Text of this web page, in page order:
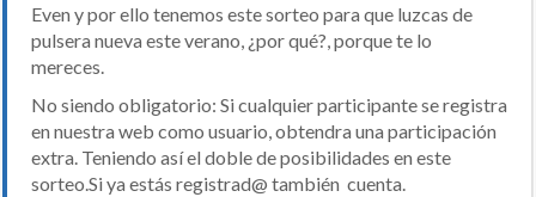
Even y por ello tenemos este sorteo para que luzcas de
pulsera nueva este verano, ¿por qué?, porque te lo
mereces.
No siendo obligatorio: Si cualquier participante se registra
en nuestra web como usuario, obtendra una participación
extra. Teniendo así el doble de posibilidades en este
sorteo.Si ya estás registrad@ también cuenta.